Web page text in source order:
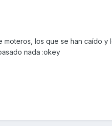
los que se han caído y
nada :okey